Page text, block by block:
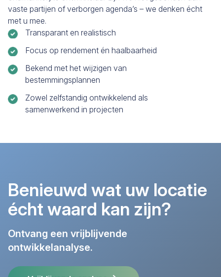
vaste partijen of verborgen agenda’s – we denken écht
met u mee.
Transparant en realistisch
Focus op rendement én haalbaarheid
Bekend met het wijzigen van
bestemmingsplannen
Zowel zelfstandig ontwikkelend als
samenwerkend in projecten
Benieuwd wat uw locatie
écht waard kan zijn?
Ontvang een vrijblijvende
ontwikkelanalyse.